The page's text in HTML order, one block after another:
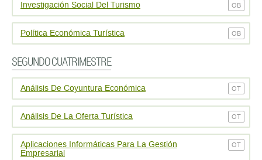
Investigación Social Del Turismo OB
Política Económica Turística OB
SEGUNDO CUATRIMESTRE
Análisis De Coyuntura Económica OT
Análisis De La Oferta Turística OT
Aplicaciones Informáticas Para La Gestión
Empresarial
OT